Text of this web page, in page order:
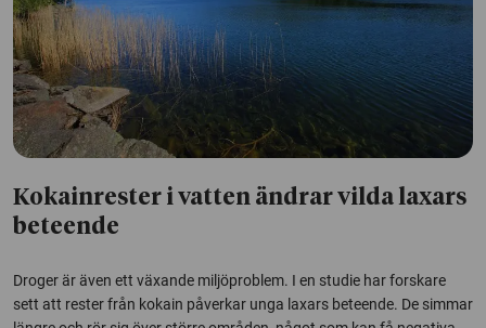
Kokainrester i vatten ändrar vilda laxars
beteende
Droger är även ett växande miljöproblem. I en studie har forskare
sett att rester från kokain påverkar unga laxars beteende. De simmar